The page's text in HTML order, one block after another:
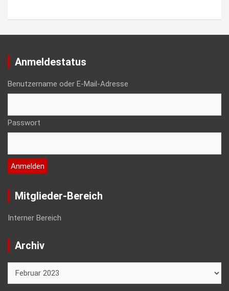
Anmeldestatus
Benutzername oder E-Mail-Adresse
Passwort
Mitglieder-Bereich
Interner Bereich
Archiv